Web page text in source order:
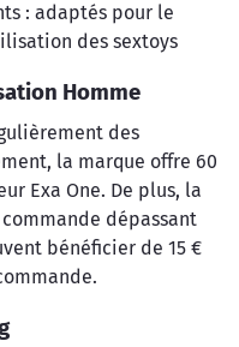
: adaptés pour le
des sextoys
Homme
des
la marque offre 60
Exa One. De plus, la
dépassant
bénéficier de 15 €